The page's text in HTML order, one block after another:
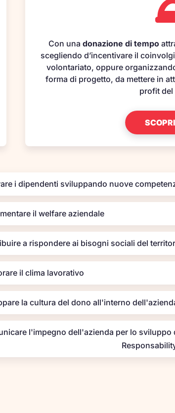
Con unadonazione di tempo
scegliendo d’incentivare il
volontariato, oppure
forma di progetto, da mettere in
profit
i dipendenti sviluppando nuove
il welfare aziendale
a rispondere ai bisogni sociali del
il clima lavorativo
la cultura del dono all'interno
l'impegno dell'azienda per lo sviluppo